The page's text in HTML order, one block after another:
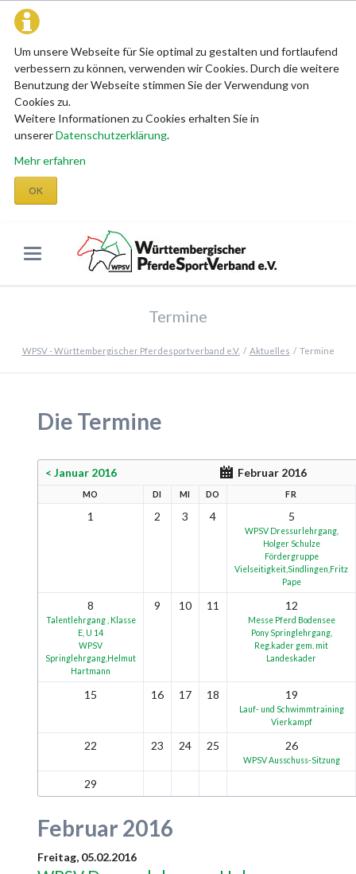
Um unsere Webseite für Sie optimal zu gestalten und fortlaufend
verbessern zu können, verwenden wir Cookies. Durch die weitere
Benutzung der Webseite stimmen Sie der Verwendung von
Cookies zu.
Weitere Informationen zu Cookies erhalten Sie in
unsererDatenschutzerklärung.
Mehr erfahren
OK
Termine
WPSV - Württembergischer Pferdesportverband e.V. Aktuelles Termine
Die Termine
< Januar 2016 Februar 2016
MO DI MI DO FR
1 2 3 4 5
WPSV Dressurlehrgang,
Holger Schulze
Fördergruppe
Vielseitigkeit,Sindlingen,Fritz
Pape
8
Talentlehrgang , Klasse
E, U 14
WPSV
Springlehrgang,Helmut
Hartmann
9 10 11 12
Messe Pferd Bodensee
Pony Springlehrgang,
Reg.kader gem. mit
Landeskader
15 16 17 18 19
Lauf- und Schwimmtraining
Vierkampf
22 23 24 25 26
WPSV Ausschuss-Sitzung
29
Februar 2016
Freitag, 05.02.2016